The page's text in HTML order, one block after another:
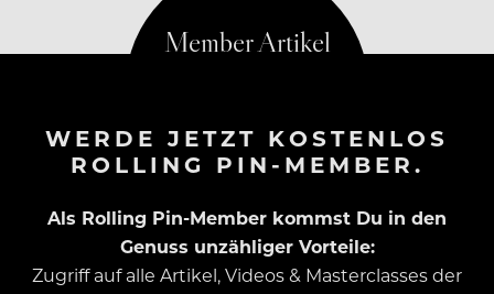
WERDE JETZT KOSTENLOS
ROLLING PIN-MEMBER.
Als Rolling Pin-Member kommst Du in den
Genuss unzähliger Vorteile:
Zugriff auf alle Artikel, Videos & Masterclasses der